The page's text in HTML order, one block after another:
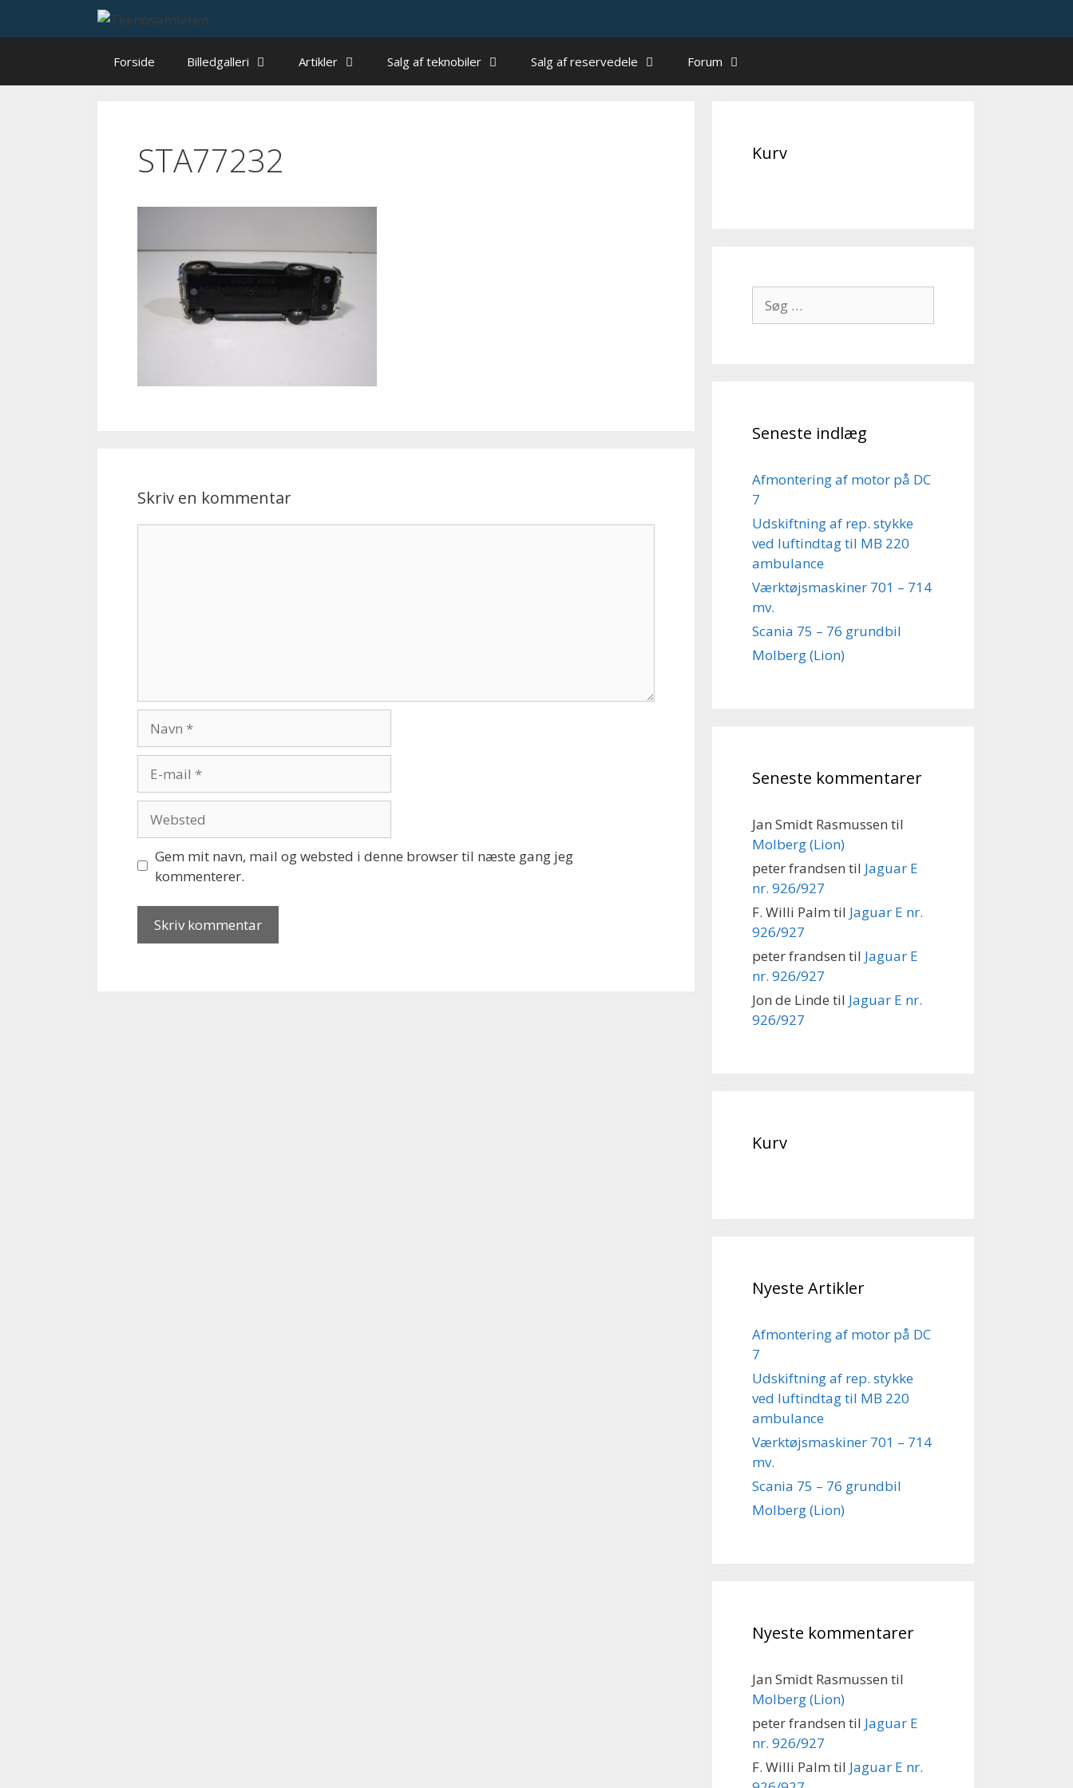
Forside Billedgalleri Artikler Salg af teknobiler Salg af reservedele Forum
STA77232
Skriv en kommentar
mail
Gem mit navn, mail og websted i denne browser til næste gang jeg
kommenterer.
Kurv
efter:
Seneste indlæg
Afmontering af motor på DC
7
Udskiftning af rep. stykke
ved luftindtag til MB 220
ambulance
Værktøjsmaskiner 701 – 714
mv.
Scania 75 – 76 grundbil
Molberg (Lion)
Seneste kommentarer
Jan Smidt Rasmussen til
Molberg (Lion)
peter frandsen til Jaguar E
nr. 926/927
F. Willi Palm til Jaguar E nr.
926/927
peter frandsen til Jaguar E
nr. 926/927
Jon de Linde til Jaguar E nr.
926/927
Kurv
Nyeste Artikler
Afmontering af motor på DC
7
Udskiftning af rep. stykke
ved luftindtag til MB 220
ambulance
Værktøjsmaskiner 701 – 714
mv.
Scania 75 – 76 grundbil
Molberg (Lion)
Nyeste kommentarer
Jan Smidt Rasmussen til
Molberg (Lion)
peter frandsen til Jaguar E
nr. 926/927
F. Willi Palm til Jaguar E nr.